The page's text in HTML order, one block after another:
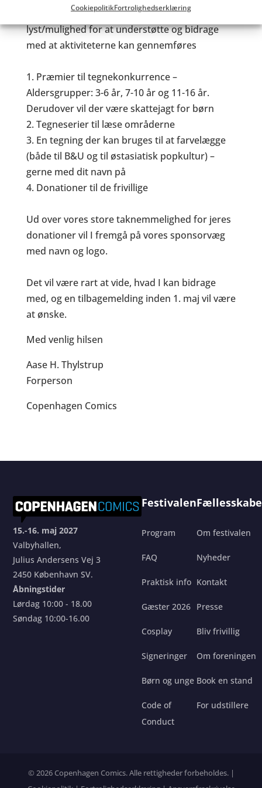
CookiepolitikFortrolighedserklæring
Det vil være en stor hjælp, hvis I har
lyst/mulighed for at understøtte og bidrage
med at aktiviteterne kan gennemføres
1. Præmier til tegnekonkurrence –
Aldersgrupper: 3-6 år, 7-10 år og 11-16 år.
Derudover vil der være skattejagt for børn
2. Tegneserier til læse områderne
3. En tegning der kan bruges til at farvelægge
(både til B&U og til østasiatisk popkultur) –
gerne med dit navn på
4. Donationer til de frivillige
Ud over vores store taknemmelighed for jeres
donationer vil I fremgå på vores sponsorvæg
med navn og logo.
Det vil være rart at vide, hvad I kan bidrage
med, og en tilbagemelding inden 1. maj vil være
at ønske.
Med venlig hilsen
Aase H. Thylstrup
Forperson
Copenhagen Comics
15.-16. maj 2027
Valbyhallen,
Julius Andersens Vej 3
2450 København SV.
Åbningstider
Lørdag 10:00 - 18.00
Søndag 10:00-16.00
Festivalen
Program
FAQ
Praktisk info
Gæster 2026
Cosplay
Signeringer
Børn og unge
Code of
Conduct
Om festivalen
Nyheder
Kontakt
Presse
Bliv frivillig
Om foreningen
Book en stand
For udstillere
© 2026 Copenhagen Comics. Alle rettigheder forbeholdes. |